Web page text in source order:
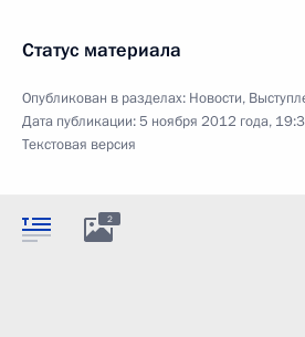
Статус материала
Опубликован в разделах: Новости,
Дата публикации:5 ноября 2012 года,
Текстовая версия
2